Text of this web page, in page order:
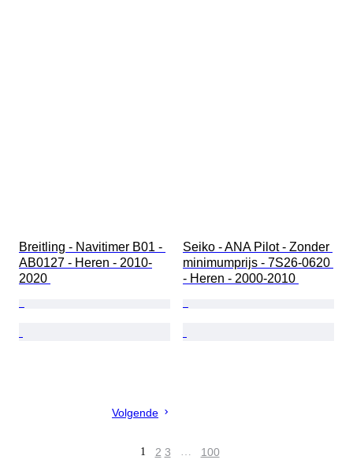
Breitling - Navitimer B01 -
AB0127 - Heren - 2010-
2020
Seiko - ANA Pilot - Zonder
minimumprijs - 7S26-0620
- Heren - 2000-2010
Volgende
1 2 3 … 100